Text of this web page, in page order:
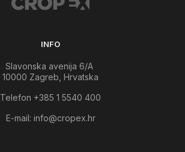
INFO
Slavonska avenija 6/A
10000 Zagreb, Hrvatska
Telefon +385 1 5540 400
E-mail: info@cropex.hr